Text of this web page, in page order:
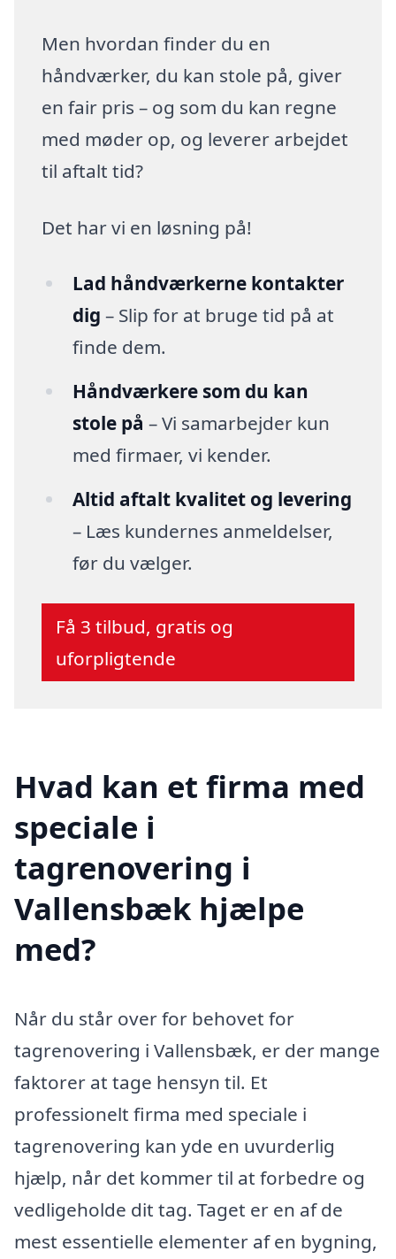
Men hvordan finder du en
håndværker, du kan stole på, giver
en fair pris – og som du kan regne
med møder op, og leverer arbejdet
til aftalt tid?
Det har vi en løsning på!
Lad håndværkerne kontakter
dig – Slip for at bruge tid på at
finde dem.
Håndværkere som du kan
stole på – Vi samarbejder kun
med firmaer, vi kender.
Altid aftalt kvalitet og levering
– Læs kundernes anmeldelser,
før du vælger.
Få 3 tilbud, gratis og
uforpligtende
Hvad kan et firma med
speciale i
tagrenovering i
Vallensbæk hjælpe
med?
Når du står over for behovet for
tagrenovering i Vallensbæk, er der mange
faktorer at tage hensyn til. Et
professionelt firma med speciale i
tagrenovering kan yde en uvurderlig
hjælp, når det kommer til at forbedre og
vedligeholde dit tag. Taget er en af de
mest essentielle elementer af en bygning,